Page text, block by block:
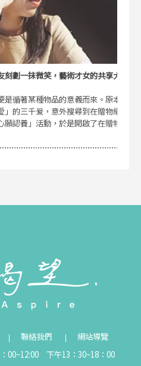
刻劃一抹微笑，藝術才女的共享大
循著某種物品的意義而來。原本
的三千爰，意外搜尋到在贈物網
認養」活動，於是開啟了在贈物
聯絡我們
網站導覽
00~12:00 下午13：30~18：00